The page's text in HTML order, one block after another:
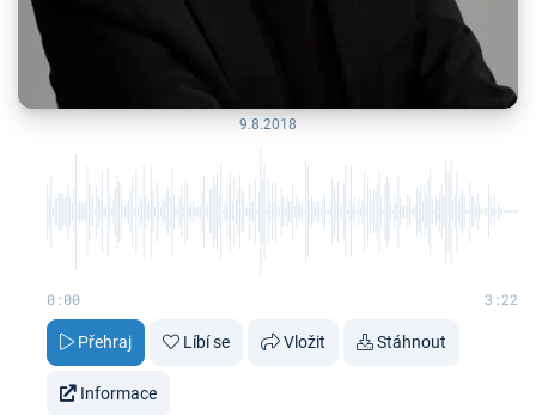
9.8.2018
0:00 3:22
Přehraj Líbí se Vložit Stáhnout
Informace